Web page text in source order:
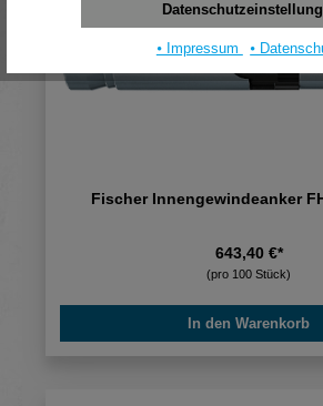
Fischer Innengewindeanker
643,40 €*
(pro 100 Stück)
In den Warenkorb
⦁ Impressum ⦁